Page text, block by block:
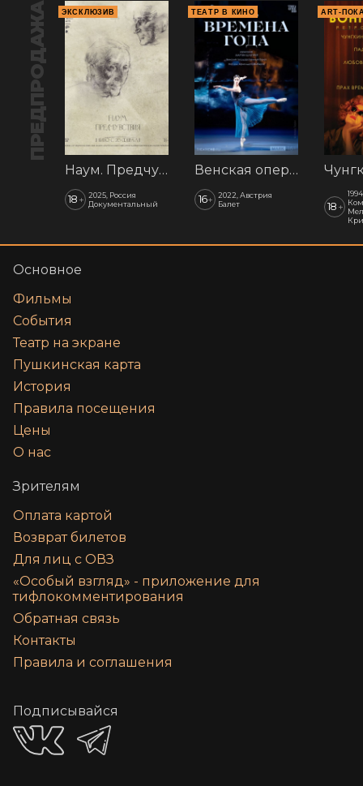
ПРЕДПРОДАЖА ЭКСКЛЮЗИВ
Наум. Предчувствия
18 + 2025, Россия
Документальный
ТЕАТР В КИНО
Венская опера: Времена года
16+
2022, Австрия
Балет
ART-
18 +
Основное
Фильмы
События
Театр на экране
Пушкинская карта
История
Правила посещения
Цены
О нас
Зрителям
Оплата картой
Возврат билетов
Для лиц с ОВЗ
«‎Особый взгляд» - приложение для
тифлокомментирования
Обратная связь
Контакты
Правила и соглашения
Подписывайся